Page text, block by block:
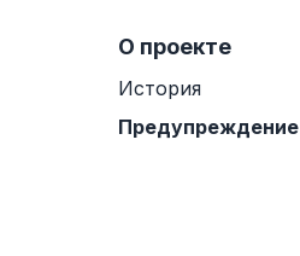
О проекте
История
Предупреждение